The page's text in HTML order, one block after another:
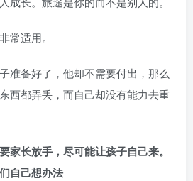
常适用。
准备好了，他却不需要付出，那么
西都弄丢，而自己却没有能力去重
家长放手，尽可能让孩子自己来。
自己想办法